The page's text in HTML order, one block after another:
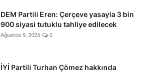
DEM Partili Eren: Çerçeve yasayla 3 bin
900 siyasi tutuklu tahliye edilecek
Ağustos 9, 2026 0
İYİ Partili Turhan Çömez hakkında